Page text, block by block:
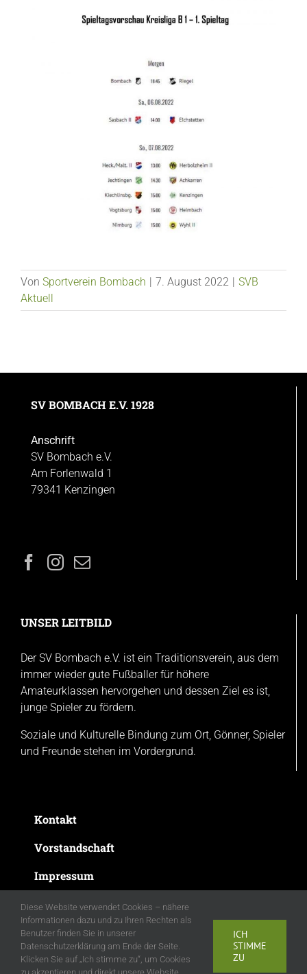
Von Sportverein Bombach | 7. August 2022 | SVB
Aktuell
SV BOMBACH E.V. 1928
Anschrift
SV Bombach e.V.
Am Forlenwald 1
79341 Kenzingen
UNSER LEITBILD
Der SV Bombach e.V. ist ein Traditionsverein, aus dem
immer wieder gute Fußballer für höhere
Amateurklassen hervorgehen und dessen Ziel es ist,
junge Spieler zu fördern.
Soziale und Kulturelle Bindung zum Ort, Gönner, Spieler
und Freunde stehen im Vordergrund.
Kontakt
Vorstandschaft
Impressum
Datenschutzerklärung
Diese Website verwendet Cookies – nähere
Informationen dazu und zu Ihren Rechten als
Benutzer finden Sie in unserer
Datenschutzerklärung am Ende der Seite.
Klicken Sie auf „Ich stimme zu“, um Cookies
ICH
STIMME
ZU